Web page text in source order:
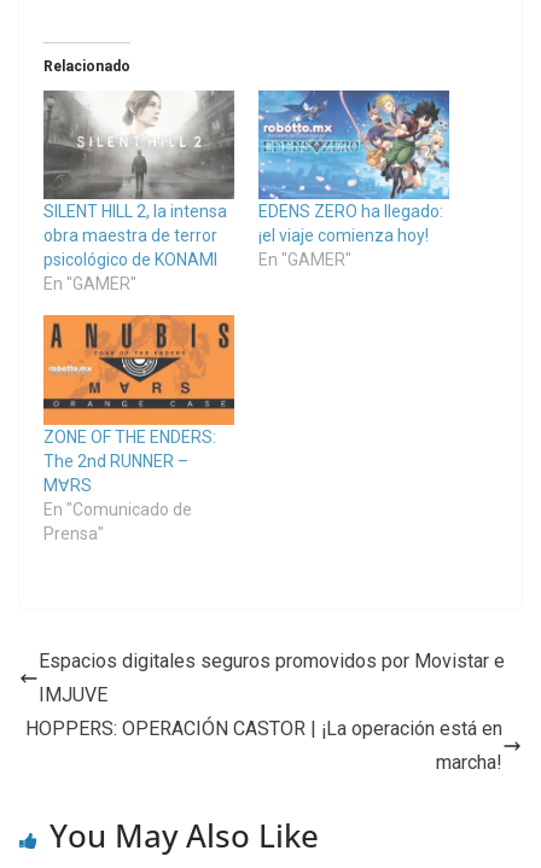
Relacionado
SILENT HILL 2, la intensa
obra maestra de terror
psicológico de KONAMI
En "GAMER"
EDENS ZERO ha llegado:
¡el viaje comienza hoy!
En "GAMER"
ZONE OF THE ENDERS:
The 2nd RUNNER –
M∀RS
En "Comunicado de
Prensa"
Espacios digitales seguros promovidos por Movistar e
IMJUVE
HOPPERS: OPERACIÓN CASTOR | ¡La operación está en
marcha!
You May Also Like